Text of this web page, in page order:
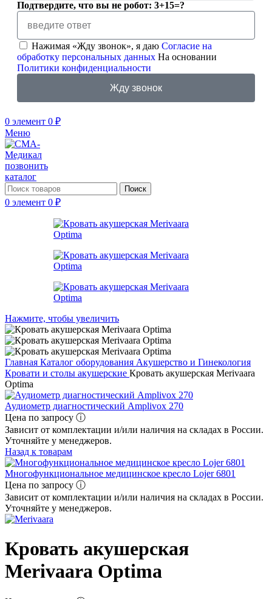
Подтвердите, что вы не робот: 3+15=?
Нажимая «Жду звонок», я даю Согласие на
обработку персональных данных На основании
Политики конфиденциальности
Жду звонок
0 элемент 0 ₽
Меню
позвонить
каталог
Поиск
0 элемент 0 ₽
Нажмите, чтобы увеличить
Главная Каталог оборудования Акушерство и Гинекология
Кровати и столы акушерские Кровать акушерская Merivaara
Optima
Аудиометр диагностический Amplivox 270
Цена по запросу ⓘ
Зависит от комплектации и/или наличия на складах в России.
Уточняйте у менеджеров.
Назад к товарам
Многофункциональное медицинское кресло Lojer 6801
Цена по запросу ⓘ
Зависит от комплектации и/или наличия на складах в России.
Уточняйте у менеджеров.
Кровать акушерская
Merivaara Optima